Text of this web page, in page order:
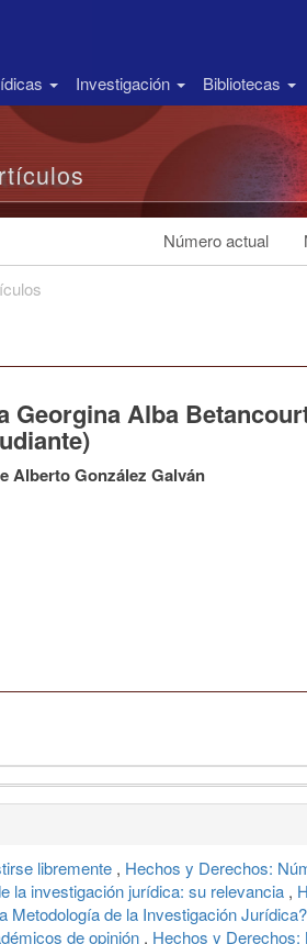
Investigación Bibliotecas
Número actual
Georgina Alba
Alberto González Galván
libremente , Hechos y Derechos:
la investigación jurídica: su relevancia ,
Metodología de la Investigación Jurídica?
de opinión , Hechos y Derechos: